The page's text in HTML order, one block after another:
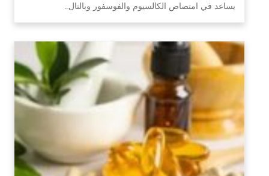
يساعد في امتصاص الكالسيوم والفوسفور وبالتال…